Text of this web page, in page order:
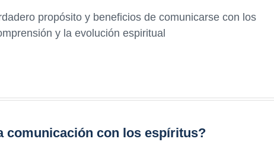
propósito y beneficios de comunicarse con los
y la evolución espiritual
comunicación con los espíritus?